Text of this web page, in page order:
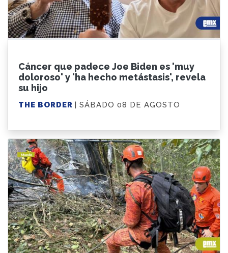
Cáncer que padece Joe Biden es 'muy
doloroso' y 'ha hecho metástasis', revela
su hijo
THE BORDER | SÁBADO 08 DE AGOSTO